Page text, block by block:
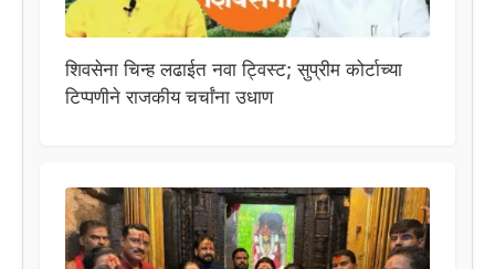
शिवसेना चिन्ह लढाईत नवा ट्विस्ट; सुप्रीम कोर्टाच्या
टिप्पणीने राजकीय चर्चांना उधाण